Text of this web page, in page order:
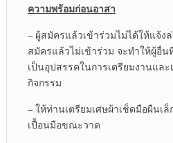
ความพร้อมก่อนอาสา
– ผู้สมัครแล้วเข้าร่วมไม่ได้ให้แจ้ง
สมัครแล้วไม่เข้าร่วม จะทำให้ผู้อื่น
เป็นอุปสรรคในการเตรียมงานแล
กิจกรรม
– ให้ท่านเตรียมเศษผ้าเช็ดมือผืนเ
เปื้อนมือขณะวาด